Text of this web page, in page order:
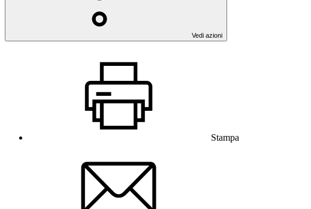
Vedi azioni
Stampa